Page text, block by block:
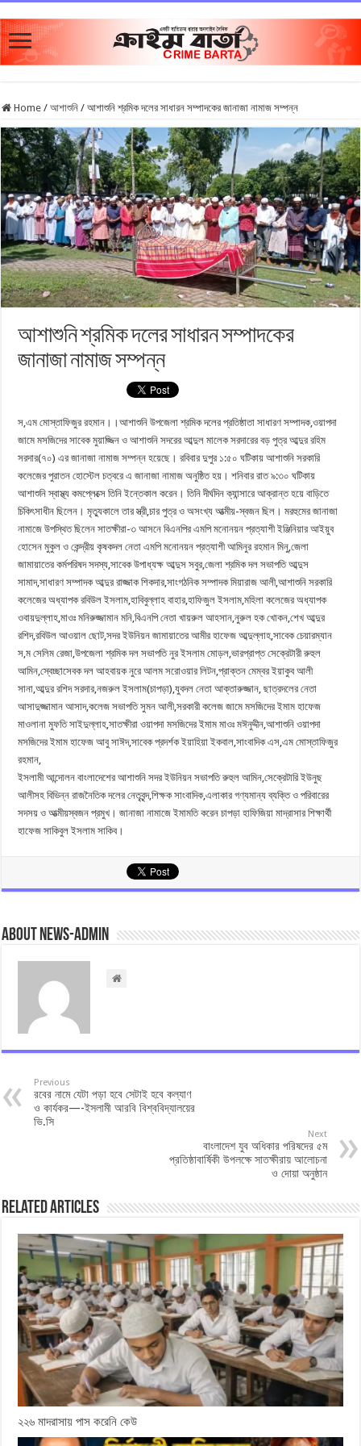
Home / আশাশুনি / আশাশুনি শ্রমিক দলের সাধারন সম্পাদকের জানাজা নামাজ সম্পন্ন
আশাশুনি শ্রমিক দলের সাধারন সম্পাদকের
জানাজা নামাজ সম্পন্ন
স,এম মোস্তাফিজুর রহমান।।আশাশুনি উপজেলা শ্রমিক দলের প্রতিষ্ঠাতা সাধারণ সম্পাদক,ওয়াপদা
জামে মসজিদের সাবেক মুয়াজ্জিন ও আশাশুনি সদরের আব্দুল মালেক সরদারের বড় পুত্র আব্দুর রহিম
সরদার(৭০) এর জানাজা নামাজ সম্পন্ন হয়েছে। রবিবার দুপুর ১:৫০ ঘটিকায় আশাশুনি সরকারি
কলেজের পুরাতন হোস্টেল চত্বরে এ জানাজা নামাজ অনুষ্ঠিত হয়। শনিবার রাত ৯:৩০ ঘটিকায়
আশাশুনি স্বাস্থ্য কমপ্লেক্সে তিনি ইন্তেকাল করেন। তিনি দীর্ঘদিন ক্যান্সারে আক্রান্ত হয়ে বাড়িতে
চিকিৎসাধীন ছিলেন। মৃত্যুকালে তার স্ত্রী,চার পুত্র ও অসংখ্য আত্মীয়-স্বজন ছিল। মরহুমের জানাজা
নামাজে উপস্থিত ছিলেন সাতক্ষীরা-৩ আসনে বিএনপির এমপি মনোনয়ন প্রত্যাশী ইঞ্জিনিয়ার আইয়ুব
হোসেন মুকুল ও কেন্দ্রীয় কৃষকদল নেতা এমপি মনোনয়ন প্রত্যাশী আমিনুর রহমান মিনু,জেলা
জামায়াতের কর্মপরিষদ সদস্য,সাবেক উপাধ্যক্ষ আব্দুস সবুর,জেলা শ্রমিক দল সভাপতি আব্দুস
সামাদ,সাধারণ সম্পাদক আব্দুর রাজ্জাক শিকদার,সাংগঠনিক সম্পাদক মিয়ারাজ আলী,আশাশুনি সরকারি
কলেজের অধ্যাপক রবিউল ইসলাম,হাবিবুল্লাহ বাহার,হাফিজুল ইসলাম,মহিলা কলেজের অধ্যাপক
ওবায়দুল্লাহ,মাওঃ মনিরুজ্জামান মনি,বিএনপি নেতা খায়রুল আহসান,নুরুল হক খোকন,শেখ আব্দুর
রশিদ,রবিউল আওয়াল ছোট,সদর ইউনিয়ন জামায়াতের আমীর হাফেজ আব্দুল্লাহ,সাবেক চেয়ারম্যান
স,ম সেলিম রেজা,উপজেলা শ্রমিক দল সভাপতি নুর ইসলাম মোড়ল,ভারপ্রাপ্ত সেক্রেটারী রুহুল
আমিন,স্বেচ্ছাসেবক দল আহবায়ক নুরে আলম সরোওয়ার লিটন,প্রাক্তন মেম্বর ইয়াকুব আলী
সানা,আব্দুর রশিদ সরদার,নজরুল ইসলাম(চাপড়া),যুবদল নেতা আক্তারুজ্জান, ছাত্রদলের নেতা
আসাদুজ্জামান আসাদ,কলেজ সভাপতি সুমন আলী,সরকারী কলেজ জামে মসজিদের ইমাম হাফেজ
মাওলানা মুফতি সাইদুল্লাহ,সাতক্ষীরা ওয়াপদা মসজিদের ইমাম মাওঃ মঈনুদ্দীন,আশাশুনি ওয়াপদা
মসজিদের ইমাম হাফেজ আবু সাঈদ,সাবেক প্রদর্শক ইয়াহিয়া ইকবাল,সাংবাদিক এস,এম মোস্তাফিজুর
রহমান,
ইসলামী আন্দোলন বাংলাদেশের আশাশুনি সদর ইউনিয়ন সভাপতি রুহুল আমিন,সেক্রেটারি ইউনুছ
আলীসহ বিভিন্ন রাজনৈতিক দলের নেতৃবৃন্দ,শিক্ষক সাংবাদিক,এলাকার গণ্যমান্য ব্যক্তি ও পরিবারের
সদসয় ও আত্মীয়স্বজন প্রমুখ। জানাজা নামাজে ইমামতি করেন চাপড়া হাফিজিয়া মাদ্রাসার শিক্ষার্থী
হাফেজ সাকিবুল ইসলাম সাকিব।
About news-admin
Previous
রবের নামে যেটা পড়া হবে সেটাই হবে কল্যাণ
ও কার্যকর—-ইসলামী আরবি বিশ্ববিদ্যালয়ের
ভি.সি
Next
বাংলাদেশ যুব অধিকার পরিষদের ৫ম
প্রতিষ্ঠাবার্ষিকী উপলক্ষে সাতক্ষীরায় আলোচনা
ও দোয়া অনুষ্ঠান
Related Articles
২২৬ মাদরাসায় পাস করেনি কেউ